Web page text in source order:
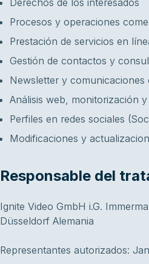
Derechos de los interesados
Procesos y operaciones
Prestación de servicios en
Gestión de contactos y
Newsletter y comunicaciones
Análisis web, monitorización
Perfiles en redes sociales
Modificaciones y
Responsable del
Ignite Video GmbH i.G.
Düsseldorf Alemania
Representantes autorizados: